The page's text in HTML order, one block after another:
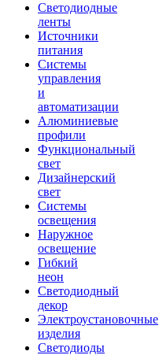
Светодиодные
ленты
Источники
питания
Системы
управления
и
автоматизации
Алюминиевые
профили
Функциональный
свет
Дизайнерский
свет
Системы
освещения
Наружное
освещение
Гибкий
неон
Светодиодный
декор
Электроустановочные
изделия
Светодиоды